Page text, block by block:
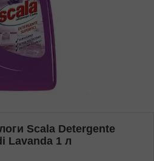
Scala Detergente
Lavanda 1 л